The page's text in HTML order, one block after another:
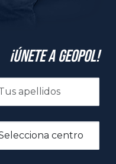
¡Únete a GeoPol!